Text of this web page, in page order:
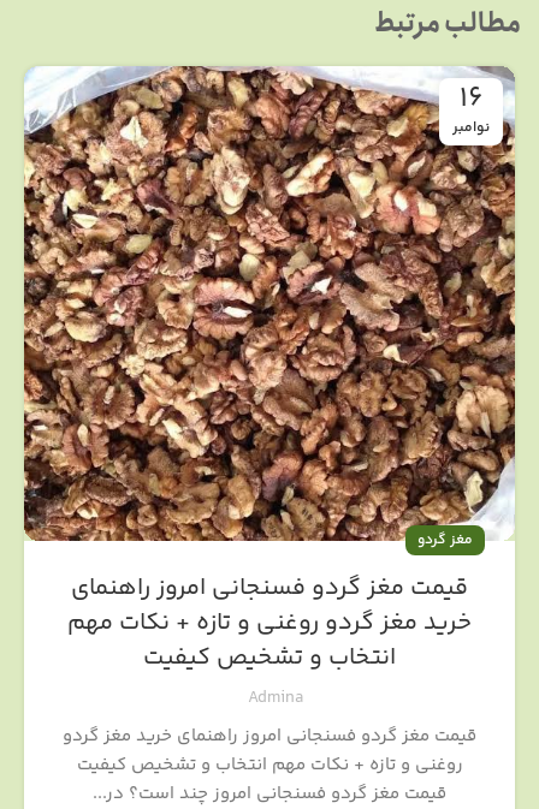
مطالب مرتبط
16
نوامبر
مغز گردو
قیمت مغز گردو فسنجانی امروز راهنمای
خرید مغز گردو روغنی و تازه + نکات مهم
انتخاب و تشخیص کیفیت
Admina
قیمت مغز گردو فسنجانی امروز راهنمای خرید مغز گردو
روغنی و تازه + نکات مهم انتخاب و تشخیص کیفیت
قیمت مغز گردو فسنجانی امروز چند است؟ در...